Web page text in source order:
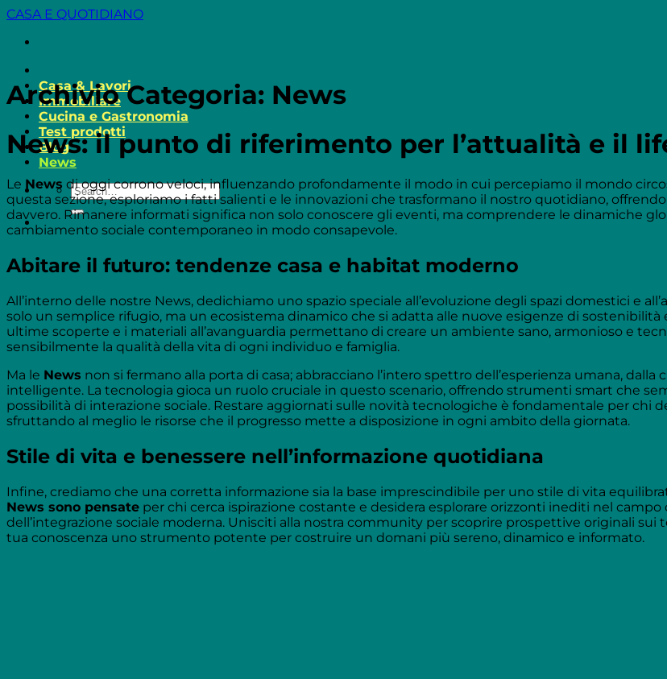
Salta
contenuti
CASA E QUOTIDIANO
Casa & Lavori
Immobiliare
Cucina e Gastronomia
Test prodotti
Blog
News
Archivio Categoria: News
News: il punto di riferimento per l’attualità e il
Le News di oggi corrono veloci, influenzando profondamente il modo in cui percepiamo il mondo
questa sezione, esploriamo i fatti salienti e le innovazioni che trasformano il nostro quotidiano,
davvero. Rimanere informati significa non solo conoscere gli eventi, ma comprendere le dinamiche
cambiamento sociale contemporaneo in modo consapevole.
Abitare il futuro: tendenze casa e habitat moderno
All’interno delle nostre News, dedichiamo uno spazio speciale all’evoluzione degli spazi domestici e
solo un semplice rifugio, ma un ecosistema dinamico che si adatta alle nuove esigenze di sostenibilità
ultime scoperte e i materiali all’avanguardia permettano di creare un ambiente sano, armonioso e
sensibilmente la qualità della vita di ogni individuo e famiglia.
Ma le News non si fermano alla porta di casa; abbracciano l’intero spettro dell’esperienza umana,
intelligente. La tecnologia gioca un ruolo cruciale in questo scenario, offrendo strumenti smart che
possibilità di interazione sociale. Restare aggiornati sulle novità tecnologiche è fondamentale per chi
sfruttando al meglio le risorse che il progresso mette a disposizione in ogni ambito della giornata.
Stile di vita e benessere nell’informazione quotidiana
Infine, crediamo che una corretta informazione sia la base imprescindibile per uno stile di vita
News sono pensate per chi cerca ispirazione costante e desidera esplorare orizzonti inediti nel campo
dell’integrazione sociale moderna. Unisciti alla nostra community per scoprire prospettive originali
tua conoscenza uno strumento potente per costruire un domani più sereno, dinamico e informato.